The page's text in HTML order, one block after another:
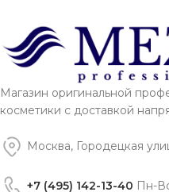
Магазин оригинальной
косметики с доставкой
Москва, Городецкая
+7 (495) 142-13-40 Пн-